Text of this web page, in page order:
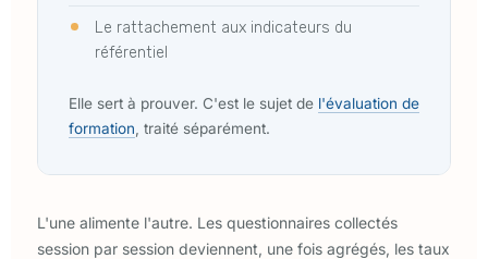
Le rattachement aux indicateurs du
référentiel
Elle sert à prouver. C'est le sujet de l'évaluation de
formation , traité séparément.
L'une alimente l'autre. Les questionnaires collectés
session par session deviennent, une fois agrégés, les taux